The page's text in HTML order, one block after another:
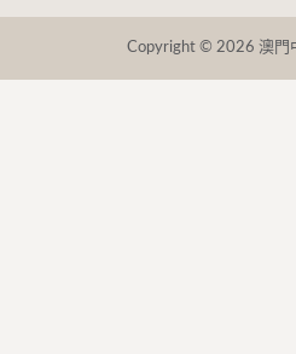
Copyright © 2026 澳門